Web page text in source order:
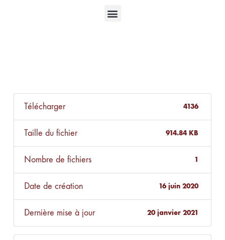
Télécharger 4136
Taille du fichier 914.84 KB
Nombre de fichiers 1
Date de création 16 juin 2020
Dernière mise à jour 20 janvier 2021